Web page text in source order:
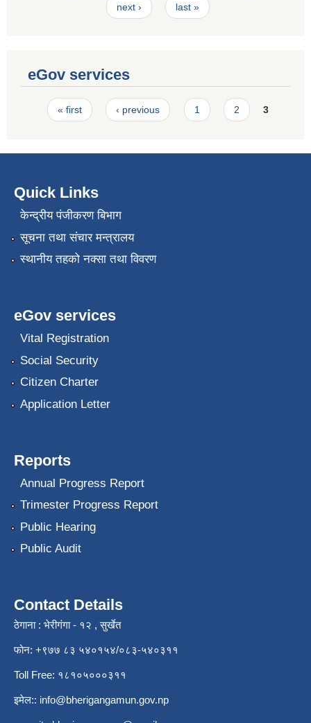
next › last »
eGov services
Pages
« first ‹ previous 1 2 3
Quick Links
केन्द्रीय पंजीकरण बिभाग
सूचना तथा संचार मन्त्रालय
स्थानीय तहको नक्सा तथा विवरण
eGov services
Vital Registration
Social Security
Citizen Charter
Application Letter
Reports
Annual Progress Report
Trimester Progress Report
Public Hearing
Public Audit
Contact Details
ठेगाना : भेरीगंगा - १२ , सुर्खेत
फोन: +९७७ ८३ ५४०१५४/०८३-५४०३११
Toll Free: १८१०५०००३११
इमेल:: info@bherigangamun.gov.np